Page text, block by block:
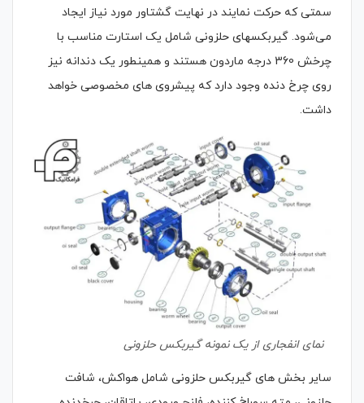
سمتی که حرکت نمایند در نهایت گشتاور مورد نیاز ایجاد
می‌شود. گیربکسهای حلزونی شامل یک استارت مناسب با
چرخش 360 درجه ماردون هستند و همینطور یک دندانه نیز
روی چرخ دنده وجود دارد که پیشروی های مخصوصی خواهد
داشت.
نمای انفجاری از یک نمونه گیربکس حلزونی
سایر بخش های گیربکس حلزونی شامل هواکش، شافت